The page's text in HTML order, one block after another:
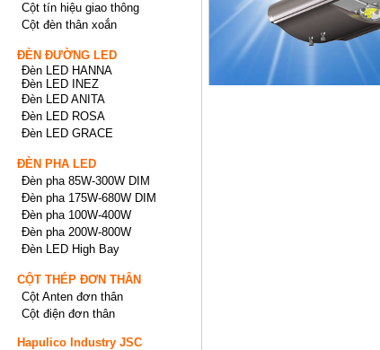
Cột tín hiệu giao thông
Cột đèn thân xoắn
ĐÈN ĐƯỜNG LED
Đèn LED HANNA
Đèn LED INEZ
Đèn LED ANITA
Đèn LED ROSA
Đèn LED GRACE
ĐÈN PHA LED
Đèn pha 85W-300W DIM
Đèn pha 175W-680W DIM
Đèn pha 100W-400W
Đèn pha 200W-800W
Đèn LED High Bay
CỘT THÉP ĐƠN THÂN
Cột Anten đơn thân
Cột điện đơn thân
Hapulico Industry JSC